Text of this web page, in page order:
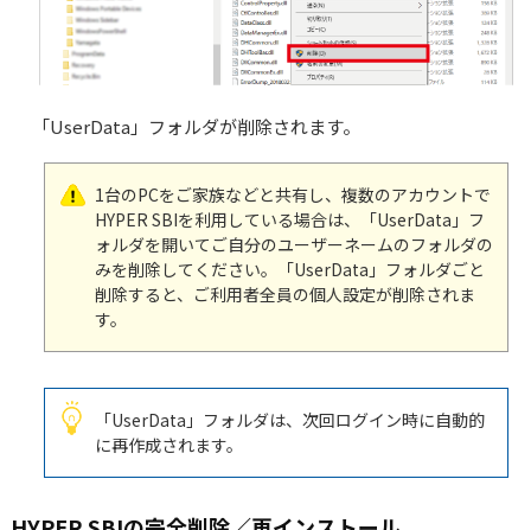
「UserData」フォルダが削除されます。
1台のPCをご家族などと共有し、複数のアカウントで
HYPER SBIを利用している場合は、「UserData」フ
ォルダを開いてご自分のユーザーネームのフォルダの
みを削除してください。「UserData」フォルダごと
削除すると、ご利用者全員の個人設定が削除されま
す。
「UserData」フォルダは、次回ログイン時に自動的
に再作成されます。